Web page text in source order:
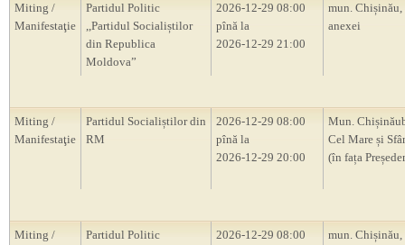
Miting /
Manifestaţie
Partidul Politic
,,Partidul Socialiștilor
din Republica
Moldova”
2026-12-29 08:00
pînă la
2026-12-29 21:00
mun.
anexei
Miting /
Manifestaţie
Partidul Socialiștilor din
RM
2026-12-29 08:00
pînă la
2026-12-29 20:00
Mun.
Cel Mare și
(în fața
Miting /
Partidul Politic
2026-12-29 08:00
mun. Chișinău,